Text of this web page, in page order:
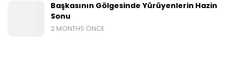
Başkasının Gölgesinde Yürüyenlerin Hazin
Sonu
2 MONTHS ÖNCE